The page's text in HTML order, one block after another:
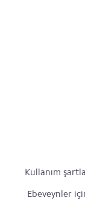
Kullanım
Ebeveynler